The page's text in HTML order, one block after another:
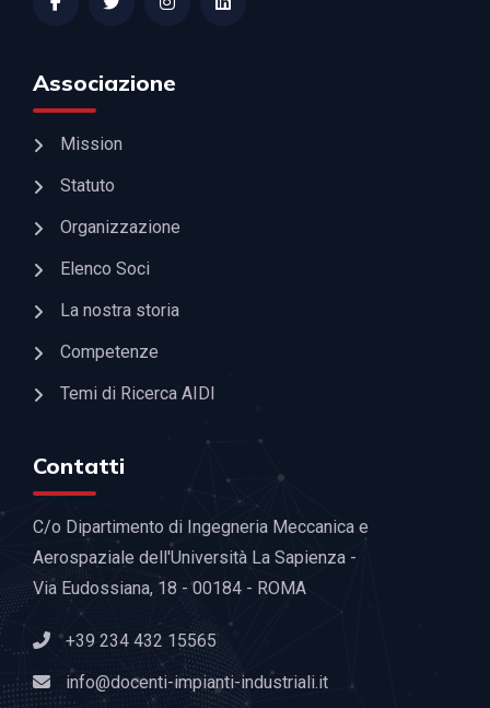
Associazione
Mission
Statuto
Organizzazione
Elenco Soci
La nostra storia
Competenze
Temi di Ricerca AIDI
Contatti
C/o Dipartimento di Ingegneria Meccanica e
Aerospaziale dell'Università La Sapienza -
Via Eudossiana, 18 - 00184 - ROMA
+39 234 432 15565
info@docenti-impianti-industriali.it